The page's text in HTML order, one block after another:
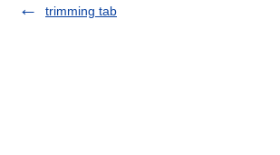
trimming tab